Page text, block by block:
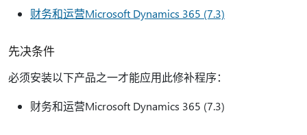
财务和运营Microsoft Dynamics 365 (7.3)
先决条件
必须安装以下产品之一才能应用此修补程序：
财务和运营Microsoft Dynamics 365 (7.3)